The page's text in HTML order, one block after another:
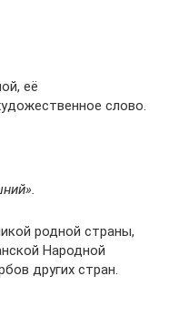
её
слово.
родной страны,
Народной
других стран.